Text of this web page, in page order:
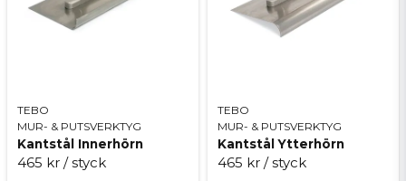
TEBO
MUR- & PUTSVERKTYG
Kantstål Innerhörn
465 kr / styck
TEBO
MUR- & PUTSVERKTYG
Kantstål Ytterhörn
465 kr / styck